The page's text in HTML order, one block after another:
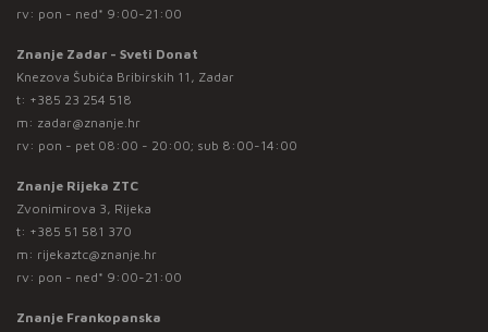
rv: pon - ned* 9:00-21:00
Znanje Zadar - Sveti Donat
Knezova Šubića Bribirskih 11, Zadar
t: +385 23 254 518
m: zadar@znanje.hr
rv: pon - pet 08:00 - 20:00; sub 8:00-14:00
Znanje Rijeka ZTC
Zvonimirova 3, Rijeka
t: +385 51 581 370
m: rijekaztc@znanje.hr
rv: pon - ned* 9:00-21:00
Znanje Frankopanska